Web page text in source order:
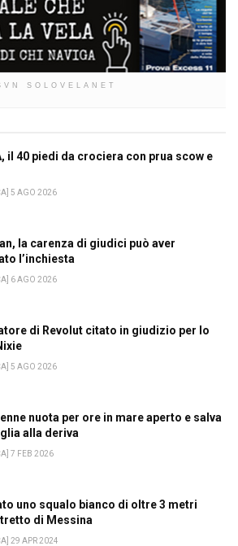
SOLOVELANET
il 40 piedi da crociera con prua scow e
5 AGO 2026
la carenza di giudici può aver
l’inchiesta
6 AGO 2026
di Revolut citato in giudizio per lo
5 AGO 2026
nuota per ore in mare aperto e salva
alla deriva
7 FEB 2026
uno squalo bianco di oltre 3 metri
di Messina
29 APR 2024